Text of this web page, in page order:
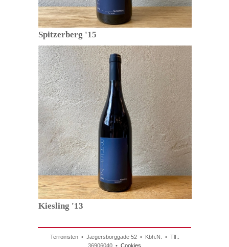
Spitzerberg '15
Kiesling '13
Terroiristen • Jægersborggade 52 • Kbh.N. • Tlf.:
36906040 • Cookies